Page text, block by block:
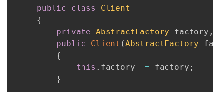
public class
Client
{
private AbstractFactory factory ;
public
Client (AbstractFactory
{
this . factory = factory ;
}